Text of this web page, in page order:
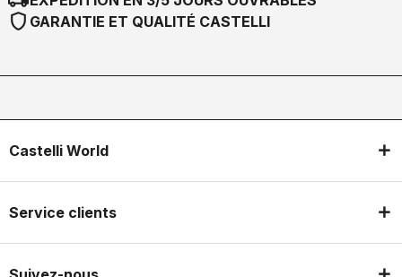
shield GARANTIE ET QUALITÉ CASTELLI
Castelli World
Service clients